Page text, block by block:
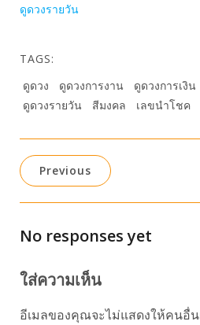
ดูดวงรายวัน
TAGS:
ดูดวง
ดูดวงการงาน ดูดวงการเงิน
ดูดวงรายวัน
สีมงคล เลขนำโชค
Previous
No responses yet
ใส่ความเห็น
อีเมลของคุณจะไม่แสดงให้คนอื่